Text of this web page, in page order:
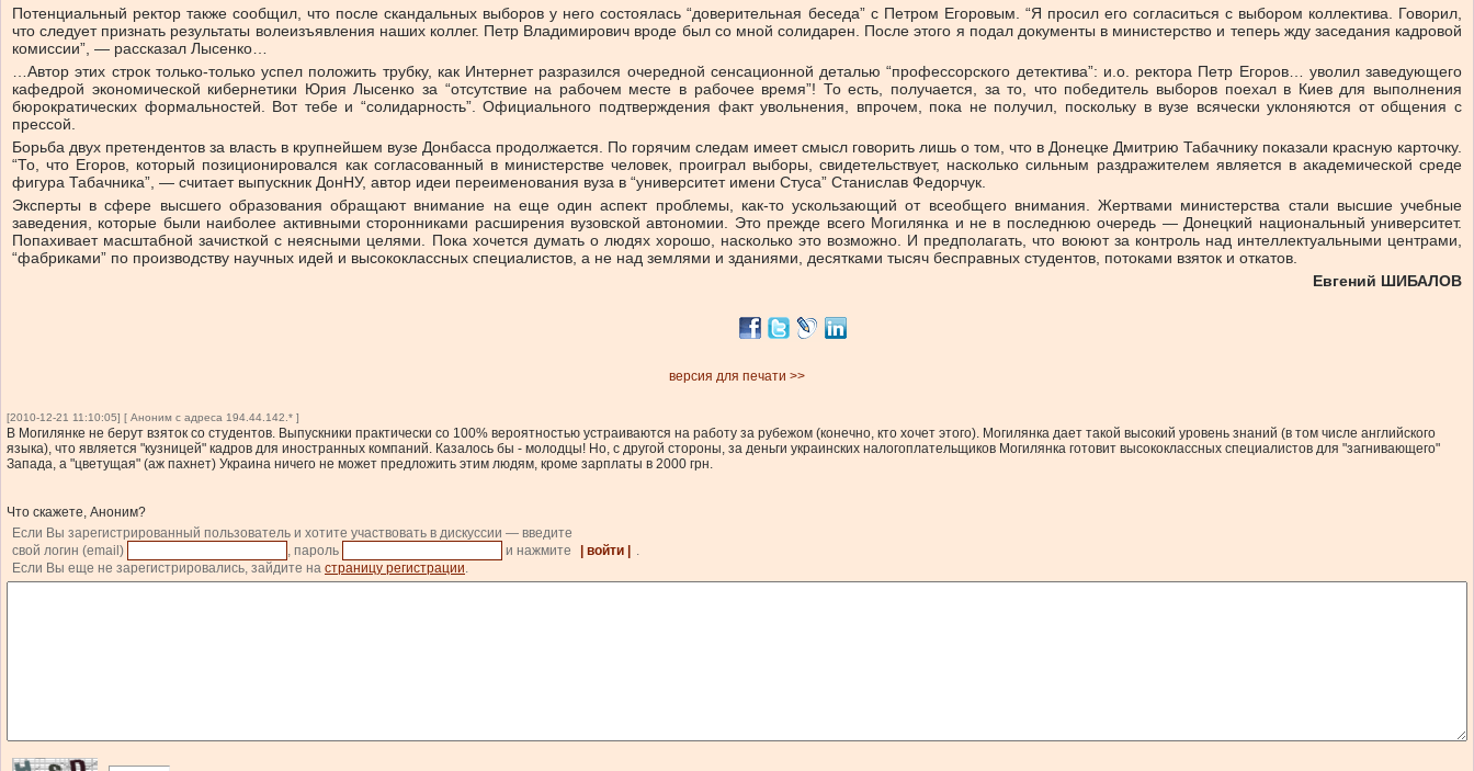
Потенциальный ректор также сообщил, что после скандальных выборов у него состоялась “доверительная беседа” с Петром Егоровым. “Я просил его согласиться с выбором коллектива. Говорил,
что следует признать результаты волеизъявления наших коллег. Петр Владимирович вроде был со мной солидарен. После этого я подал документы в министерство и теперь жду заседания кадровой
комиссии”, — рассказал Лысенко…
…Автор этих строк только-только успел положить трубку, как Интернет разразился очередной сенсационной деталью “профессорского детектива”: и.о. ректора Петр Егоров… уволил заведующего
кафедрой экономической кибернетики Юрия Лысенко за “отсутствие на рабочем месте в рабочее время”! То есть, получается, за то, что победитель выборов поехал в Киев для выполнения
бюрократических формальностей. Вот тебе и “солидарность”. Официального подтверждения факт увольнения, впрочем, пока не получил, поскольку в вузе всячески уклоняются от общения с
прессой.
Борьба двух претендентов за власть в крупнейшем вузе Донбасса продолжается. По горячим следам имеет смысл говорить лишь о том, что в Донецке Дмитрию Табачнику показали красную карточку.
“То, что Егоров, который позиционировался как согласованный в министерстве человек, проиграл выборы, свидетельствует, насколько сильным раздражителем является в академической среде
фигура Табачника”, — считает выпускник ДонНУ, автор идеи переименования вуза в “университет имени Стуса” Станислав Федорчук.
Эксперты в сфере высшего образования обращают внимание на еще один аспект проблемы, как-то ускользающий от всеобщего внимания. Жертвами министерства стали высшие учебные
заведения, которые были наиболее активными сторонниками расширения вузовской автономии. Это прежде всего Могилянка и не в последнюю очередь — Донецкий национальный университет.
Попахивает масштабной зачисткой с неясными целями. Пока хочется думать о людях хорошо, насколько это возможно. И предполагать, что воюют за контроль над интеллектуальными центрами,
“фабриками” по производству научных идей и высококлассных специалистов, а не над землями и зданиями, десятками тысяч бесправных студентов, потоками взяток и откатов.
Евгений ШИБАЛОВ
версия для печати >>
[2010-12-21 11:10:05] [ Аноним с адреса 194.44.142.* ]
В Могилянке не берут взяток со студентов. Выпускники практически со 100% вероятностью устраиваются на работу за рубежом (конечно, кто хочет этого). Могилянка дает такой высокий уровень знаний (в том числе английского
языка), что является "кузницей" кадров для иностранных компаний. Казалось бы - молодцы! Но, с другой стороны, за деньги украинских налогоплательщиков Могилянка готовит высококлассных специалистов для "загнивающего"
Запада, а "цветущая" (аж пахнет) Украина ничего не может предложить этим людям, кроме зарплаты в 2000 грн.
Что скажете, Аноним?
Если Вы зарегистрированный пользователь и хотите участвовать в дискуссии — введите
свой логин (email)
, пароль и нажмите | войти |
.
Если Вы еще не зарегистрировались, зайдите на страницу регистрации.